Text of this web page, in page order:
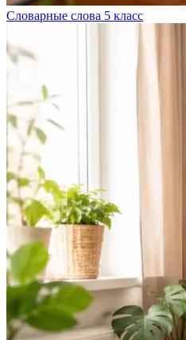
Словарные слова 5 класс